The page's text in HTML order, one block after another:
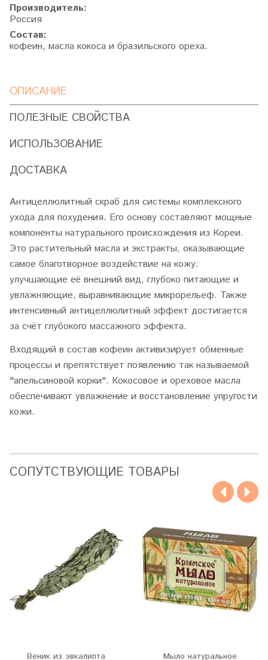
Производитель:
Россия
Состав:
кофеин, масла кокоса и бразильского ореха.
ОПИСАНИЕ
ПОЛЕЗНЫЕ СВОЙСТВА
ИСПОЛЬЗОВАНИЕ
ДОСТАВКА
Антицеллюлитный скраб для системы комплексного
ухода для похудения. Его основу составляют мощные
компоненты натурального происхождения из Кореи.
Это растительный масла и экстракты, оказывающие
самое благотворное воздействие на кожу:
улучшающие её внешний вид, глубоко питающие и
увлажняющие, выравнивающие микрорельеф. Также
интенсивный антицеллюлитный эффект достигается
за счёт глубокого массажного эффекта.
Входящий в состав кофеин активизирует обменные
процессы и препятствует появлению так называемой
"апельсиновой корки". Кокосовое и ореховое масла
обеспечивают увлажнение и восстановление упругости
кожи.
CОПУТСТВУЮЩИЕ ТОВАРЫ
Веник из эвкалипта
Мыло натуральное